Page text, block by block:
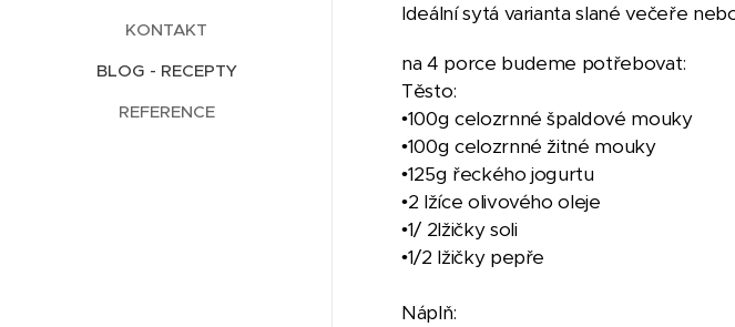
KONTAKT
BLOG - RECEPTY
REFERENCE
Ideální sytá varianta slané večeře
na 4 porce budeme potřebovat:
Těsto:
•100g celozrnné špaldové mouky
•100g celozrnné žitné mouky
•125g řeckého jogurtu
•2 lžíce olivového oleje
•1/ 2lžičky soli
•1/2 lžičky pepře
Náplň: